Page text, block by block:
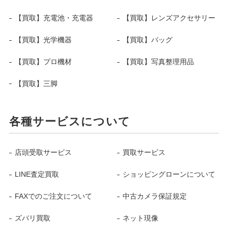
【買取】充電池・充電器 【買取】レンズアクセサリー
【買取】光学機器 【買取】バッグ
【買取】プロ機材 【買取】写真整理用品
【買取】三脚
各種サービスについて
店頭受取サービス 買取サービス
LINE査定買取 ショッピングローンについて
FAXでのご注文について 中古カメラ保証規定
ズバリ買取 ネット現像